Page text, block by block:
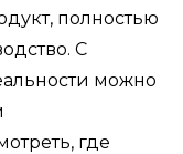
полностью
С
можно
где